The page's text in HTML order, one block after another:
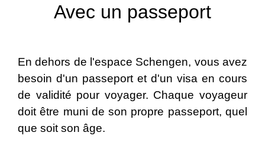
Avec un passeport
En dehors de l'espace Schengen, vous avez
besoin d'un passeport et d'un visa en cours
de validité pour voyager. Chaque voyageur
doit être muni de son propre passeport, quel
que soit son âge.